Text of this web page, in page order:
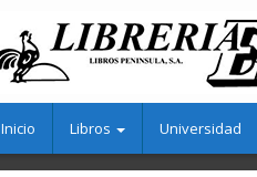
Inicio Libros Universidad